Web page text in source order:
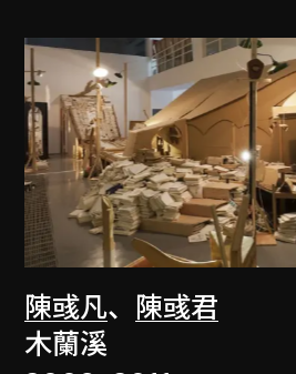
陳彧凡、
陳彧君
木蘭溪